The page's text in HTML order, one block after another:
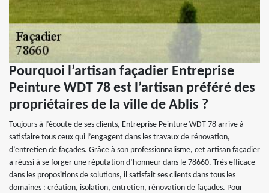
Pourquoi l’artisan façadier Entreprise
Peinture WDT 78 est l’artisan préféré des
propriétaires de la ville de Ablis ?
Toujours à l’écoute de ses clients, Entreprise Peinture WDT 78 arrive à
satisfaire tous ceux qui l’engagent dans les travaux de rénovation,
d’entretien de façades. Grâce à son professionnalisme, cet artisan façadier
a réussi à se forger une réputation d’honneur dans le 78660. Très efficace
dans les propositions de solutions, il satisfait ses clients dans tous les
domaines : création, isolation, entretien, rénovation de façades. Pour